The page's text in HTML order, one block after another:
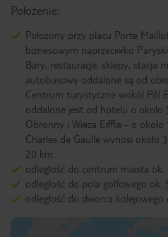
Położenie:
Położony przy placu Porte
biznesowym naprzeciwko
Bary, restauracje, sklepy, stacja
autobusowy oddalone są od
Centrum turystyczne wokół Pól
oddalone jest od hotelu o
Obronny i Wieża Eiffla - o około
Charles de Gaulle wynosi około
20 km.
odległość do centrum miasta ok.
odległość do pola golfowego ok.
odległość do dworca kolejowego